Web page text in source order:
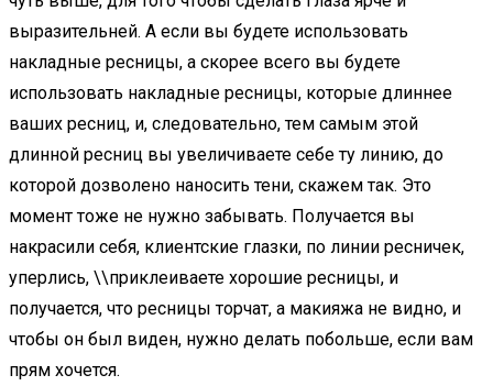
выразительней. А если вы будете использовать
накладные ресницы, а скорее всего вы будете
использовать накладные ресницы, которые длиннее
ваших ресниц, и, следовательно, тем самым этой
длинной ресниц вы увеличиваете себе ту линию, до
которой дозволено наносить тени, скажем так. Это
момент тоже не нужно забывать. Получается вы
накрасили себя, клиентские глазки, по линии ресничек,
уперлись, \\приклеиваете хорошие ресницы, и
получается, что ресницы торчат, а макияжа не видно, и
чтобы он был виден, нужно делать побольше, если вам
прям хочется.